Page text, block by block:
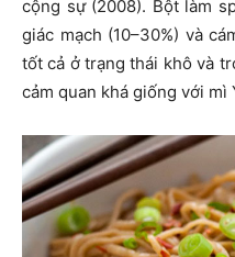
cộng sự (2008). Bột làm
giác mạch (10–30%) và
tốt cả ở trạng thái khô và
cảm quan khá giống với mì